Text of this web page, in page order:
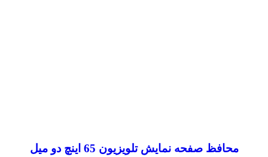
محافظ صفحه نمایش تلویزیون 65 اینچ دو میل